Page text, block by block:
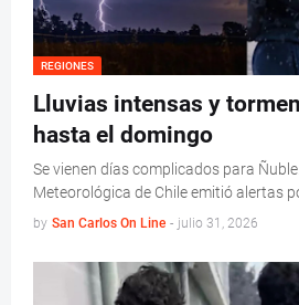
REGIONES
Lluvias intensas y
hasta el domingo
Se vienen días complicados para
Meteorológica de Chile emitió alertas
by San Carlos On Line - julio 31, 2026